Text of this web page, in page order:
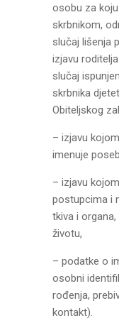
osobu za
skrbnikom,
slučaj lišenja
izjavu
slučaj
skrbnika
Obiteljskog
– izjavu
imenuje
– izjavu
postupcima i
tkiva i
životu,
– podatke o
osobni
rođenja,
kontakt).